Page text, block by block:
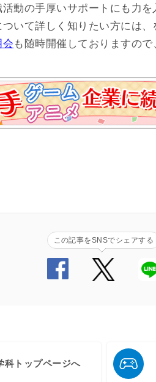
動の手厚いサポートにも力を
いて詳しく知りたい方には、
会 も随時開催しておりますので
この記事をSNSでシェアする
科トップページへ